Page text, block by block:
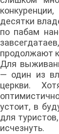
десятки
по пабам
продолжают
Для
— один из
церкви.
устоит, в
для
исчезнуть.